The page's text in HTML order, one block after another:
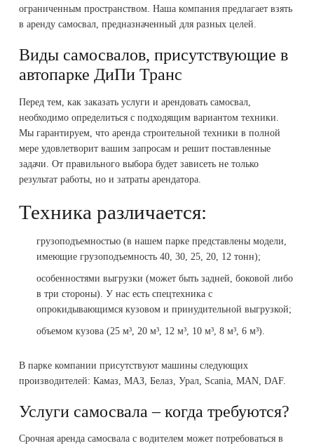
ограниченным пространством. Наша компания предлагает взять
в аренду самосвал, предназначенный для разных целей.
Виды самосвалов, присутствующие в
автопарке ДиПи Транс
Перед тем, как заказать услуги и арендовать самосвал,
необходимо определиться с подходящим вариантом техники.
Мы гарантируем, что аренда строительной техники в полной
мере удовлетворит вашим запросам и решит поставленные
задачи. От правильного выбора будет зависеть не только
результат работы, но и затраты арендатора.
Техника различается:
грузоподъемностью (в нашем парке представлены модели,
имеющие грузоподъемность 40, 30, 25, 20, 12 тонн);
особенностями выгрузки (может быть задней, боковой либо
в три стороны). У нас есть спецтехника с
опрокидывающимся кузовом и принудительной выгрузкой;
объемом кузова (25 м³, 20 м³, 12 м³, 10 м³, 8 м³, 6 м³).
В парке компании присутствуют машины следующих
производителей: Камаз, МАЗ, Белаз, Урал, Scania, MAN, DAF.
Услуги самосвала – когда требуются?
Срочная аренда самосвала с водителем может потребоваться в